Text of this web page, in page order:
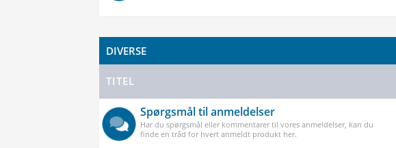
DIVERSE
TITEL
Spørgsmål til anmeldelser
Har du spørgsmål eller kommentarer til vores anmeldelser, kan du
finde en tråd for hvert anmeldt produkt her.